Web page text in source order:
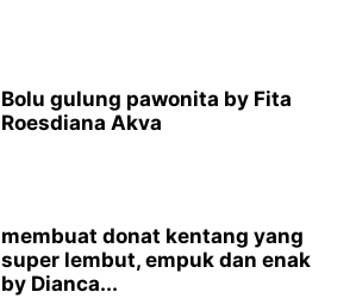
Bolu gulung pawonita by Fita
Roesdiana Akva
membuat donat kentang yang
super lembut, empuk dan enak
by Dianca...